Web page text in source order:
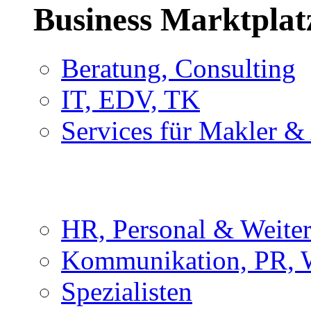
Business
Beratung, Consulting
IT, EDV, TK
Services für Makler &
HR, Personal &
Kommunikation, PR,
Spezialisten